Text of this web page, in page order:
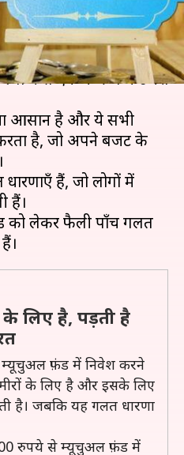
की चाहत रखने वाले लोगों के
में से एक के रूप में उभरा
आसान है और ये सभी
है, जो अपने बजट के
हैं, जो लोगों में
हैं।
लेकर फैली पाँच गलत
लिए है, पड़ती है
म्यूचुअल फ़ंड में निवेश करने
के लिए है और इसके लिए
है। जबकि यह गलत धारणा
रुपये से म्यूचुअल फ़ंड में